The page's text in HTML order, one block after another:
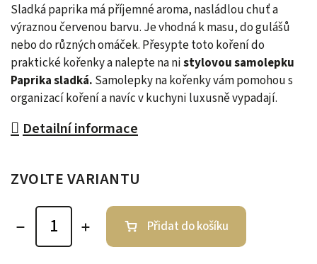
Sladká paprika má příjemné aroma, nasládlou chuť a
výraznou červenou barvu. Je vhodná k masu, do gulášů
nebo do různých omáček. Přesypte toto koření do
praktické kořenky a nalepte na nistylovou samolepku
Paprika sladká. Samolepky na kořenky vám pomohou s
organizací koření a navíc v kuchyni luxusně vypadají.
Detailní informace
ZVOLTE VARIANTU
Přidat do košíku